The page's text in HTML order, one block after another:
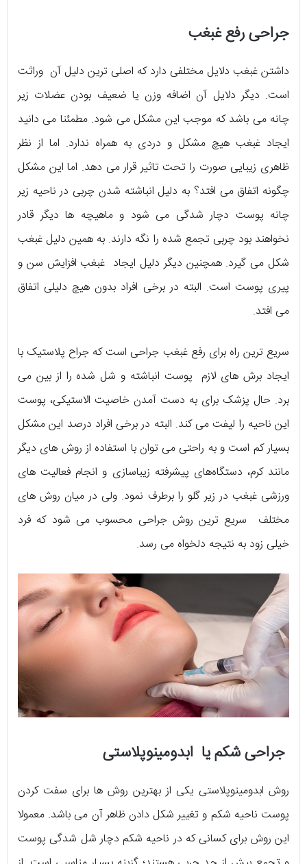
جراحی رفع غبغب
داشتن غبغب دلایل مختلفی دارد که اصلی ترین دلیل آن وراثت
است. دیگر دلایل آن اضافه وزن یا ضعیف بودن عضلات زیر
چانه می باشد که موجب این مشکل می شود. مطمئنا می دانید
ایجاد غبغب هیچ مشکل و دردی به همراه ندارد. اما از نظر
ظاهری زیبایی صورت را تحت تاثیر قرار می دهد. اما این مشکل
چگونه اتفاق می افتد؟ به دلیل انباشته شدن چربی در ناحیه زیر
چانه پوست دچار شدگی می شود و ماهیچه ها دیگر قادر
نخواهند بود چربی تجمع شده را نگه دارند. به همین دلیل غبغب
شکل می گیرد. همچنین دیگر دلیل ایجاد غبغب افزایش سن و
پیری پوست است. البته در برخی افراد بدون هیچ دلیلی اتفاق
می افتد.
سریع ترین راه برای رفع غبغب جراحی است که جراح پلاستیک با
ایجاد برش های لازم پوست انباشته و شل شده را از بین‌ می
برد. حال پزشک برای به دست آمدن خاصیت الاستیکی، پوست
این ناحیه را لیفت می کند. البته در برخی افراد درصد این مشکل
بسیار کم است و به راحتی می توان با استفاده از روش های دیگر
مانند کرم، دستگاه‌های پیشرفته زیباسازی و انجام فعالیت های
ورزشی غبغب در زیر گلو را برطرف نمود. ولی در میان روش های
مختلف سریع ترین روش جراحی محسوب می شود که فرد
خیلی زود به نتیجه دلخواه می رسد.
جراحی شکم یا ابدومینوپلاستی
روش ابدومینوپلاستی یکی از بهترین روش ها برای سفت کردن
پوست ناحیه شکم و تغییر شکل دادن ظاهر آن می باشد. معمولا
این روش برای کسانی که در ناحیه شکم دچار شل شدگی پوست